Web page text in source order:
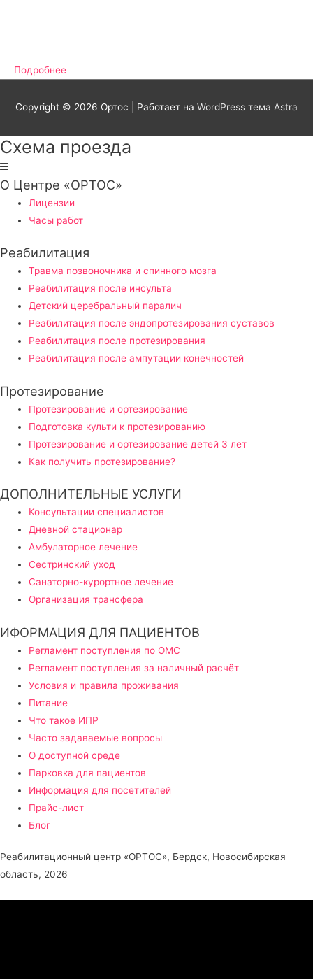
Подробнее
Copyright © 2026 Ортос | Работает на WordPress тема Astra
Схема проезда
О Центре «ОРТОС»
Лицензии
Часы работ
Реабилитация
Травма позвоночника и спинного мозга
Реабилитация после инсульта
Детский церебральный паралич
Реабилитация после эндопротезирования суставов
Реабилитация после протезирования
Реабилитация после ампутации конечностей
Протезирование
Протезирование и ортезирование
Подготовка культи к протезированию
Протезирование и ортезирование детей 3 лет
Как получить протезирование?
ДОПОЛНИТЕЛЬНЫЕ УСЛУГИ
Консультации специалистов
Дневной стационар
Амбулаторное лечение
Сестринский уход
Санаторно-курортное лечение
Организация трансфера
ИФОРМАЦИЯ ДЛЯ ПАЦИЕНТОВ
Регламент поступления по ОМС
Регламент поступления за наличный расчёт
Условия и правила проживания
Питание
Что такое ИПР
Часто задаваемые вопросы
О доступной среде
Парковка для пациентов
Информация для посетителей
Прайс-лист
Блог
Реабилитационный центр «ОРТОС», Бердск, Новосибирская
область, 2026